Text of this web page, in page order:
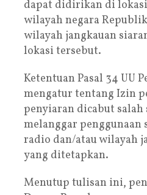
dapat didirikan di
wilayah negara
wilayah jangkauan
lokasi tersebut.
Ketentuan Pasal 34 UU
mengatur tentang Izin
penyiaran dicabut salah
melanggar
radio dan/atau wilayah
yang ditetapkan.
Menutup tulisan ini,